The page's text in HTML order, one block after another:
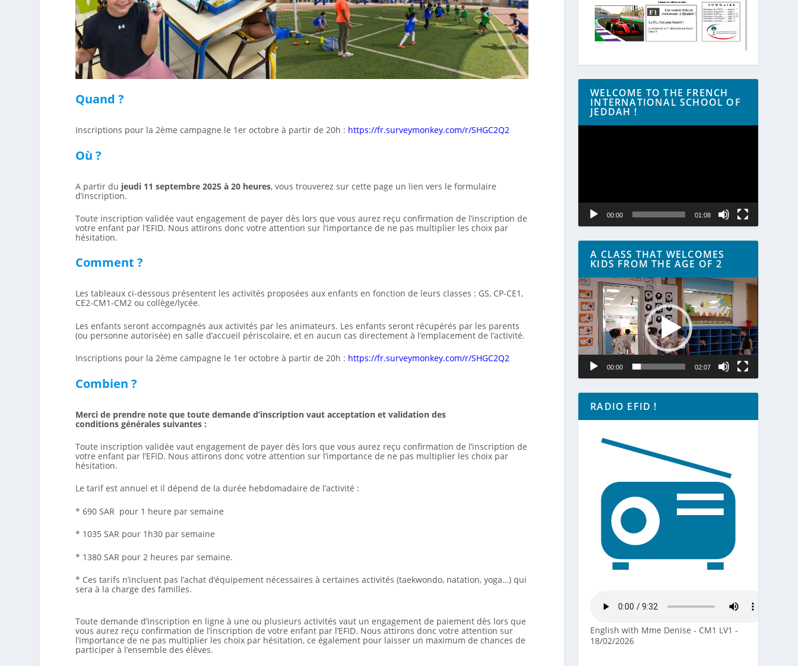
Quand ?
Inscriptions pour la 2ème campagne le 1er octobre à partir de 20h : https://fr.surveymonkey.com/r/SHGC2Q2
Où ?
A partir du jeudi 11 septembre 2025 à 20 heures, vous trouverez sur cette page un lien vers le formulaire
d’inscription.
Toute inscription validée vaut engagement de payer dès lors que vous aurez reçu confirmation de l’inscription de
votre enfant par l’EFID. Nous attirons donc votre attention sur l’importance de ne pas multiplier les choix par
hésitation.
Comment ?
Les tableaux ci-dessous présentent les activités proposées aux enfants en fonction de leurs classes : GS, CP-CE1,
CE2-CM1-CM2 ou collège/lycée.
Les enfants seront accompagnés aux activités par les animateurs. Les enfants seront récupérés par les parents
(ou personne autorisée) en salle d’accueil périscolaire, et en aucun cas directement à l’emplacement de l’activité.
Inscriptions pour la 2ème campagne le 1er octobre à partir de 20h : https://fr.surveymonkey.com/r/SHGC2Q2
Combien ?
Merci de prendre note que toute demande d’inscription vaut acceptation et validation des
conditions générales suivantes :
Toute inscription validée vaut engagement de payer dès lors que vous aurez reçu confirmation de l’inscription de
votre enfant par l’EFID. Nous attirons donc votre attention sur l’importance de ne pas multiplier les choix par
hésitation.
Le tarif est annuel et il dépend de la durée hebdomadaire de l’activité :
* 690 SAR pour 1 heure par semaine
* 1035 SAR pour 1h30 par semaine
* 1380 SAR pour 2 heures par semaine.
* Ces tarifs n’incluent pas l’achat d’équipement nécessaires à certaines activités (taekwondo, natation, yoga…) qui
sera à la charge des familles.
Toute demande d’inscription en ligne à une ou plusieurs activités vaut un engagement de paiement dès lors que
vous aurez reçu confirmation de l’inscription de votre enfant par l’EFID. Nous attirons donc votre attention sur
l’importance de ne pas multiplier les choix par hésitation, ce également pour laisser un maximum de chances de
participer à l’ensemble des élèves.
WELCOME TO THE FRENCH
INTERNATIONAL SCHOOL OF
JEDDAH !
00:00 01:08
A CLASS THAT WELCOMES
KIDS FROM THE AGE OF 2
Lecteur
vidéo
00:00 02:07
RADIO EFID !
English with Mme Denise - CM1 LV1 -
18/02/2026